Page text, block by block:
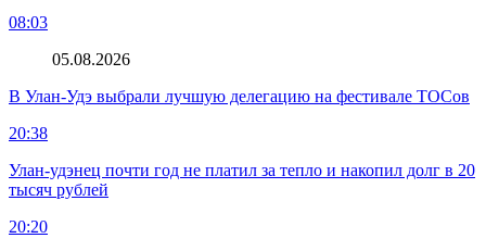
08:03
05.08.2026
В Улан-Удэ выбрали лучшую делегацию на фестивале ТОСов
20:38
Улан-удэнец почти год не платил за тепло и накопил долг в 20
тысяч рублей
20:20